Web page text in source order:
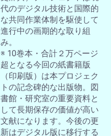
代のデジタル技術と国際的
な共同作業体制を駆使して
進行中の画期的な取り組
み。
※ 10巻本・合計２万ページ
超となる今回の紙書籍版
（印刷版）は本プロジェク
トの記念碑的な出版物。図
書館・研究室の重要資料と
して長期保存の価値が高い
文献になります。今後の更
新はデジタル版に移行する